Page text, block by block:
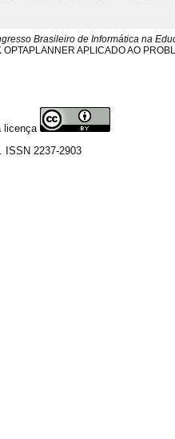
Brasileiro de Informática na
APLICADO AO
licença
ISSN 2237-2903